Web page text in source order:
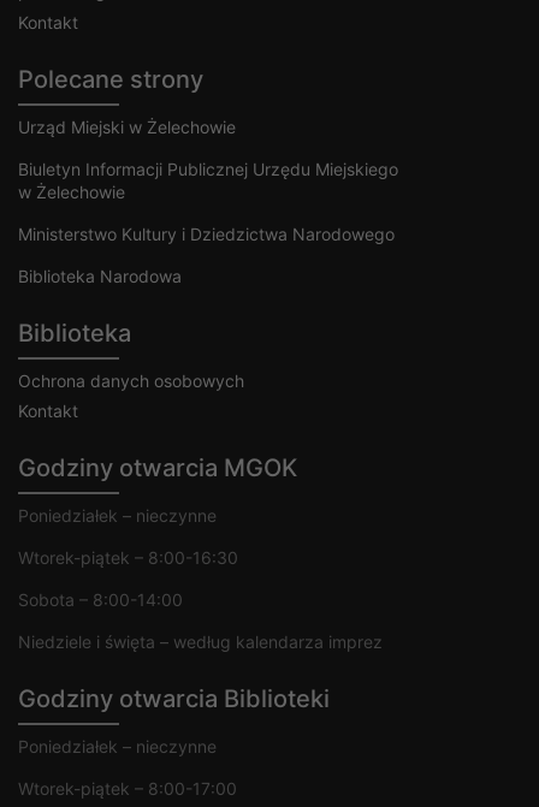
Kontakt
Polecane strony
Urząd Miejski w Żelechowie
Biuletyn Informacji Publicznej Urzędu Miejskiego
w Żelechowie
Ministerstwo Kultury i Dziedzictwa Narodowego
Biblioteka Narodowa
Biblioteka
Ochrona danych osobowych
Kontakt
Godziny otwarcia MGOK
Poniedziałek – nieczynne
Wtorek-piątek – 8:00-16:30
Sobota – 8:00-14:00
Niedziele i święta – według kalendarza imprez
Godziny otwarcia Biblioteki
Poniedziałek – nieczynne
Wtorek-piątek – 8:00-17:00